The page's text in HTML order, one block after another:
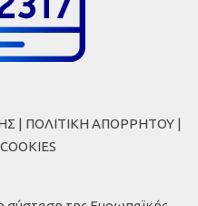
| ΠΟΛΙΤΙΚΗ ΑΠΟΡΡΗΤΟΥ |